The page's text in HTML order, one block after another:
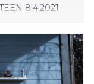
8.4.2021